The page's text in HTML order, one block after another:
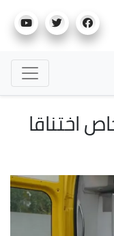
3 أشخاص اختناقا